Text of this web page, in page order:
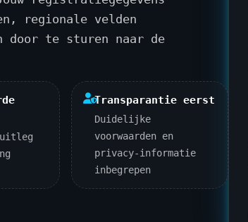
regionale velden
door te sturen naar de
uitleg
Transparantie eerst
Duidelijke
voorwaarden en
privacy-informatie
inbegrepen